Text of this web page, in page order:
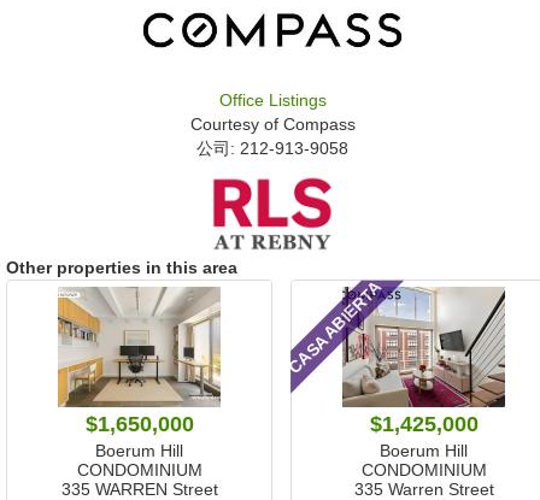
Office Listings
Courtesy of Compass
公司: ‍212-913-9058
Other properties in this area
$1,650,000
Boerum Hill
CONDOMINIUM
335 WARREN Street
CASA ABIERTA
$1,425,000
Boerum Hill
CONDOMINIUM
335 Warren Street